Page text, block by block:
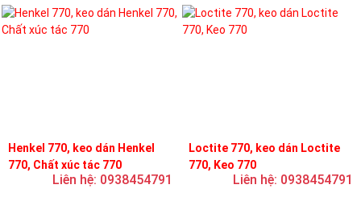
Henkel 770, keo dán Henkel
770, Chất xúc tác 770
Liên hệ: 0938454791
Loctite 770, keo dán Loctite
770, Keo 770
Liên hệ: 0938454791